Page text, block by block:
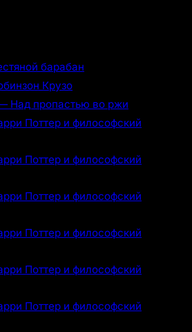
барабан
Крузо
Над пропастью во ржи
Поттер и философский
Поттер и философский
Поттер и философский
Поттер и философский
Поттер и философский
Поттер и философский